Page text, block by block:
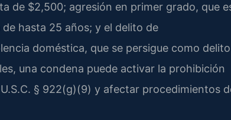
de $2,500; agresión en primer grado, que
hasta 25 años; y el delito de
doméstica, que se persigue como delito
una condena puede activar la prohibición
§ 922(g)(9) y afectar procedimientos